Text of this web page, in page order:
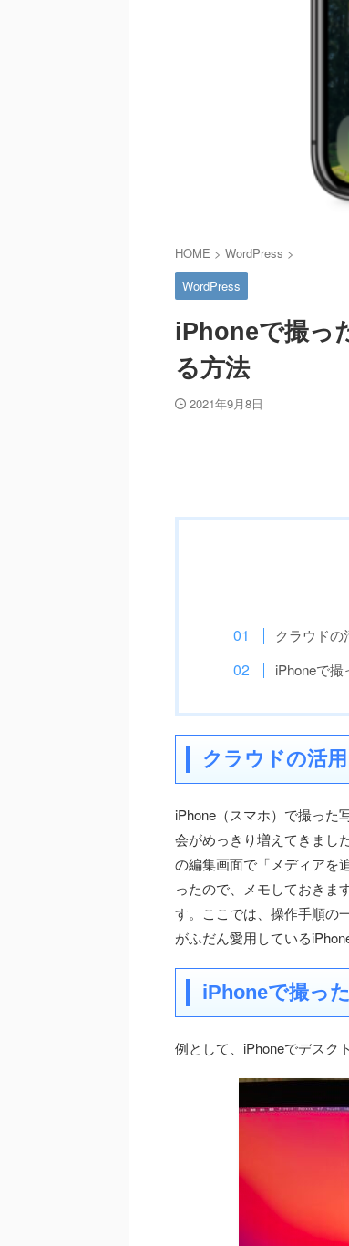
HOME > WordPress >
WordPress
iPhoneで撮っ
る方法
2021年9月8日
クラウドの
iPhoneで
クラウドの活用
iPhone（スマホ）で撮った
会がめっきり増えてきまし
の編集画面で「メディアを
ったので、メモしておき
す。ここでは、操作手順の
がふだん愛用している
iPhoneで撮っ
例として、iPhoneでデスク